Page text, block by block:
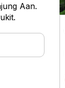
Aan.